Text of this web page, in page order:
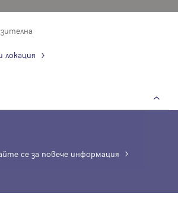
се за повече информация